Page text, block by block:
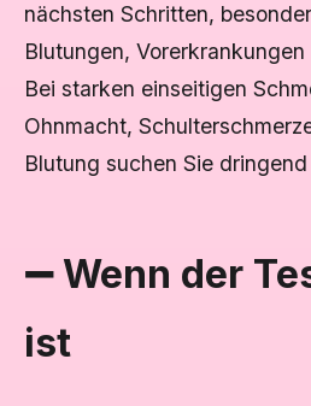
nächsten Schritten,
Blutungen,
Bei starken einseitigen
Ohnmacht,
Blutung suchen Sie
➖ Wenn der
ist